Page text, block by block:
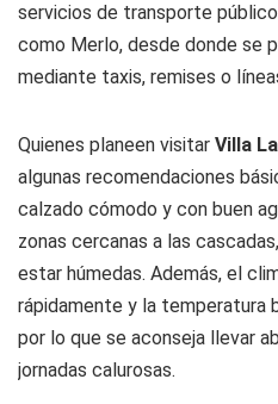
servicios de transporte
como Merlo, desde donde se
mediante taxis, remises o
Quienes planeen visitar Villa
algunas recomendaciones
calzado cómodo y con buen
zonas cercanas a las
estar húmedas. Además, el
rápidamente y la temperatura
por lo que se aconseja llevar
jornadas calurosas.